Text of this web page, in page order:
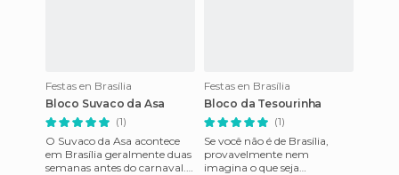
Festas en Brasília
Bloco Suvaco da Asa
(1)
O Suvaco da Asa acontece
em Brasília geralmente duas
semanas antes do carnaval.
Festas en Brasília
Bloco da Tesourinha
(1)
Se você não é de Brasília,
provavelmente nem
imagina o que seja